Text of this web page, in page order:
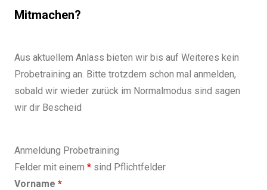
Mitmachen?
Aus aktuellem Anlass bieten wir bis auf Weiteres kein
Probetraining an. Bitte trotzdem schon mal anmelden,
sobald wir wieder zurück im Normalmodus sind sagen
wir dir Bescheid
Anmeldung Probetraining
Felder mit einem * sind Pflichtfelder
Vorname *